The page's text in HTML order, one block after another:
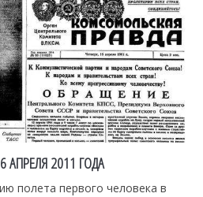
АПРЕЛЯ 2011 ГОДА
полета первого человека в